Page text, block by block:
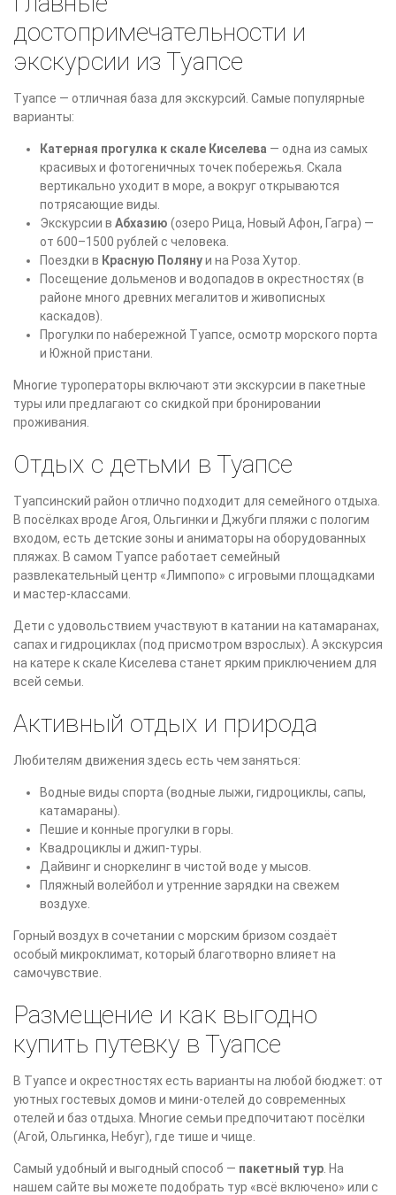
достопримечательности и
экскурсии из Туапсе
Туапсе — отличная база для экскурсий. Самые популярные
варианты:
Катерная прогулка к скале Киселева — одна из самых
красивых и фотогеничных точек побережья. Скала
вертикально уходит в море, а вокруг открываются
потрясающие виды.
Экскурсии в Абхазию (озеро Рица, Новый Афон, Гагра) —
от 600–1500 рублей с человека.
Поездки в Красную Полянуи на Роза Хутор.
Посещение дольменов и водопадов в окрестностях (в
районе много древних мегалитов и живописных
каскадов).
Прогулки по набережной Туапсе, осмотр морского порта
и Южной пристани.
Многие туроператоры включают эти экскурсии в пакетные
туры или предлагают со скидкой при бронировании
проживания.
Отдых с детьми в Туапсе
Туапсинский район отлично подходит для семейного отдыха.
В посёлках вроде Агоя, Ольгинки и Джубги пляжи с пологим
входом, есть детские зоны и аниматоры на оборудованных
пляжах. В самом Туапсе работает семейный
развлекательный центр «Лимпопо» с игровыми площадками
и мастер-классами.
Дети с удовольствием участвуют в катании на катамаранах,
сапах и гидроциклах (под присмотром взрослых). А экскурсия
на катере к скале Киселева станет ярким приключением для
всей семьи.
Активный отдых и природа
Любителям движения здесь есть чем заняться:
Водные виды спорта (водные лыжи, гидроциклы, сапы,
катамараны).
Пешие и конные прогулки в горы.
Квадроциклы и джип-туры.
Дайвинг и сноркелинг в чистой воде у мысов.
Пляжный волейбол и утренние зарядки на свежем
воздухе.
Горный воздух в сочетании с морским бризом создаёт
особый микроклимат, который благотворно влияет на
самочувствие.
Размещение и как выгодно
купить путевку в Туапсе
В Туапсе и окрестностях есть варианты на любой бюджет: от
уютных гостевых домов и мини-отелей до современных
отелей и баз отдыха. Многие семьи предпочитают посёлки
(Агой, Ольгинка, Небуг), где тише и чище.
Самый удобный и выгодный способ — пакетный тур . На
нашем сайте вы можете подобрать тур «всё включено» или с